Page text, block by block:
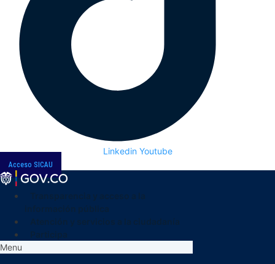
Linkedin Youtube
Acceso SICAU
Menu